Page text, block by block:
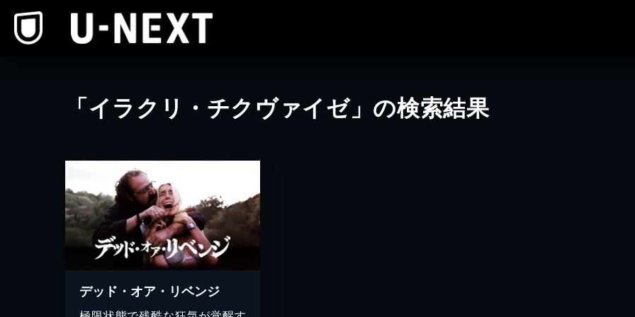
「イラクリ・チクヴァイゼ」の検索結果
デッド・オア・リベンジ